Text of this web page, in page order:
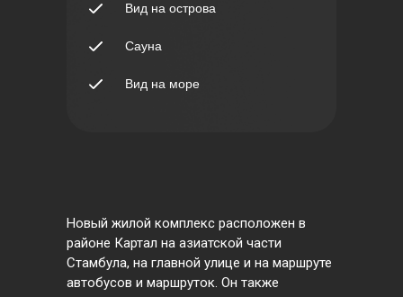
Вид на острова
Сауна
Вид на море
Новый жилой комплекс расположен в
районе Картал на азиатской части
Стамбула, на главной улице и на маршруте
автобусов и маршруток. Он также